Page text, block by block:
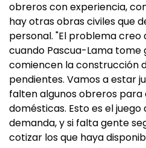
obreros con experiencia,
hay otras obras civiles que
personal. "El problema creo
cuando Pascua-Lama tome
comiencen la construcción
pendientes. Vamos a estar
falten algunos obreros
domésticas. Esto es el
demanda, y si falta gente
cotizar los que haya